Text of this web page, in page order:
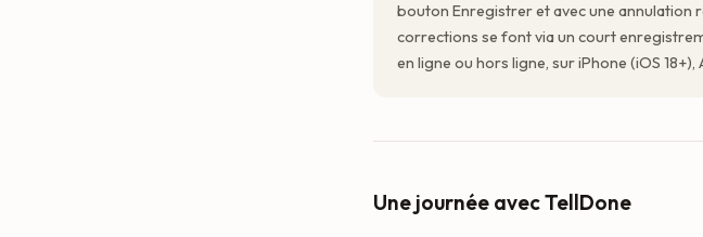
bouton Enregistrer et avec une annulation
corrections se font via un court
en ligne ou hors ligne, sur iPhone (iOS
Une journée avec TellDone